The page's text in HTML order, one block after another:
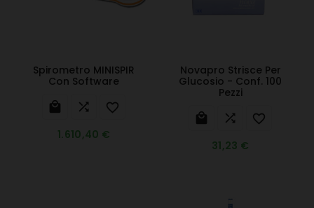
Spirometro MINISPIR
Con Software
  
1.610,40 €
Novapro Strisce Per
Glucosio - Conf. 100
Pezzi
  
31,23 €